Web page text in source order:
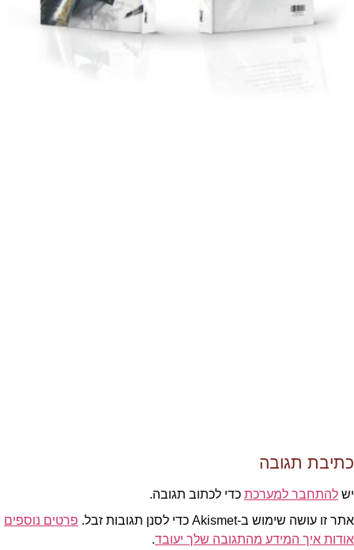
כתיבת תגובה
יש להתחבר למערכת כדי לכתוב תגובה.
אתר זו עושה שימוש ב-Akismet כדי לסנן תגובות זבל.
פרטים נוספים
אודות איך המידע מהתגובה שלך יעובד.